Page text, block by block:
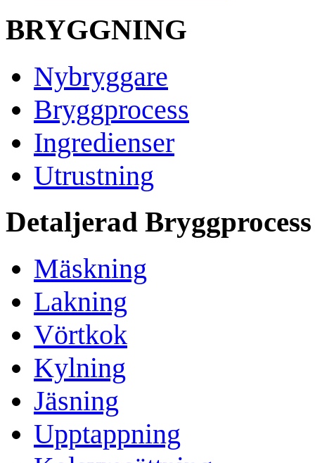
BRYGGNING
Nybryggare
Bryggprocess
Ingredienser
Utrustning
Detaljerad Bryggprocess
Mäskning
Lakning
Vörtkok
Kylning
Jäsning
Upptappning